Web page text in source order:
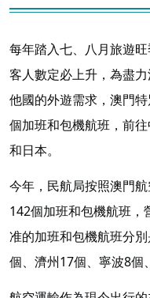
每年踏入七、八月旅遊
客人數定必上升，為盡
他國的外遊需求，澳門
個加班和包機航班，前
和日本。
今年，民航局按照澳門
142個加班和包機航班
准的加班和包機航班分
個、濟州17個、寧波8個